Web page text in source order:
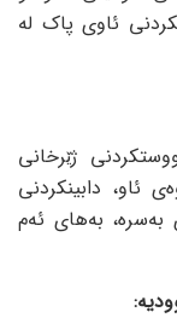
ئاوی پاک لە
ژێرخانی
ئاو، دابینکردنی
بەسرە، بەهای ئەم‌